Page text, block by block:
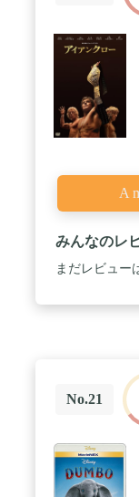
みんなのレ
まだレビュー
No.21